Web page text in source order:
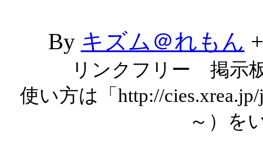
By キズム＠れもん
リンクフリー 掲示
使い方は「http://
～）を